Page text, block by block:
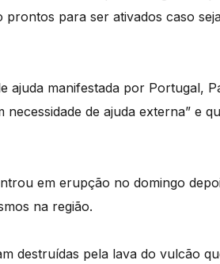
prontos para ser ativados caso
ajuda manifestada por Portugal,
necessidade de ajuda externa” e
em erupção no domingo
na região.
destruídas pela lava do vulcão